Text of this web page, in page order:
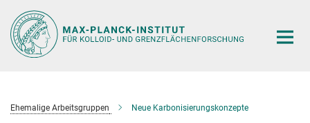
Hauptinhalt
Ehemalige Arbeitsgruppen Neue Karbonisierungskonzepte